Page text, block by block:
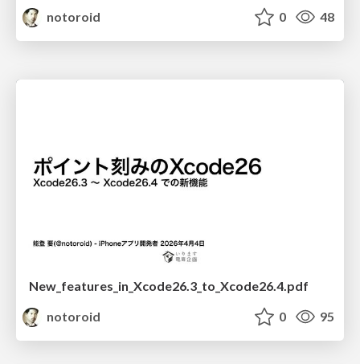
notoroid
0 48
New_features_in_Xcode26.3_to_Xcode26.4.pdf
notoroid
0 95